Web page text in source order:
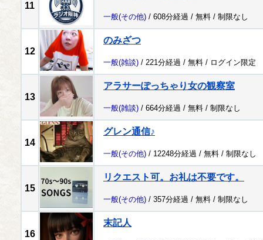
11
一般(その他) / 608分経過 / 無料 / 制限なし
12
のみざつ
一般(雑談) / 221分経過 / 無料 / ログイン限定
13
アラサーぽっちゃり女の観察室
一般(雑談) / 664分経過 / 無料 / 制限なし
14
グレン通信♪
一般(その他) / 12248分経過 / 無料 / 制限なし
15
リクエスト可。お礼は不要です。
一般(その他) / 357分経過 / 無料 / 制限なし
16
末記人